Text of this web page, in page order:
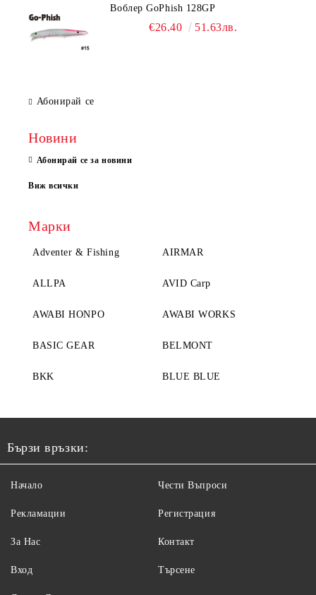
Воблер GoPhish 128GP
€26.40 51.63лв.
Абонирай се
Новини
Абонирай се за новини
Виж всички
Марки
Adventer & Fishing AIRMAR
ALLPA AVID Carp
AWABI HONPO AWABI WORKS
BASIC GEAR BELMONT
BKK BLUE BLUE
Бързи връзки:
Начало
Рекламации
За Нас
Вход
Чести Въпроси
Регистрация
Контакт
Търсене